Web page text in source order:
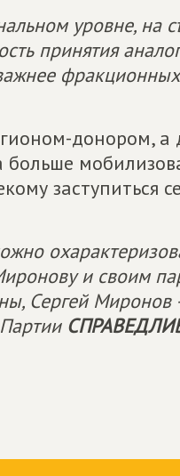
уровне, на
принятия
донором,
больше
заступиться
и своим
Сергей Миронов